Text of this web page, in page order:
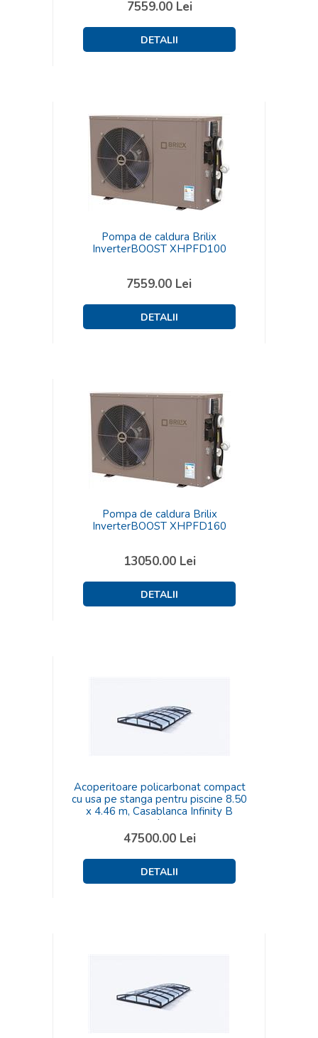
7559.00Lei
Pompa de caldura Brilix
InverterBOOST XHPFD100
7559.00 Lei
Pompa de caldura Brilix
InverterBOOST XHPFD160
13050.00Lei
Acoperitoare policarbonat compact
cu usa pe stanga pentru piscine 8.50
x 4.46 m, Casablanca Infinity B
carbon
47500.00Lei